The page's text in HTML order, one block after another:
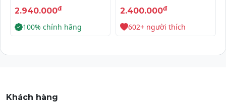
2.940.000đ
100% chính hãng
2.400.000đ
602+ người thích
Khách hàng